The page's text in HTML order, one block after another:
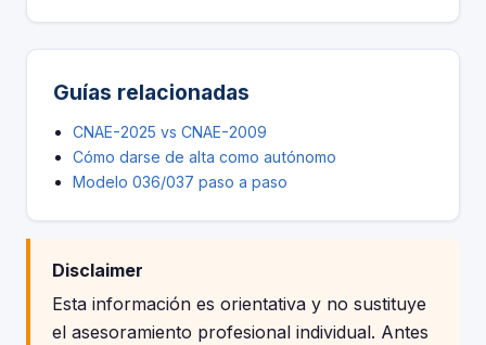
Guías relacionadas
CNAE-2025 vs CNAE-2009
Cómo darse de alta como autónomo
Modelo 036/037 paso a paso
Disclaimer
Esta información es orientativa y no sustituye
el asesoramiento profesional individual. Antes